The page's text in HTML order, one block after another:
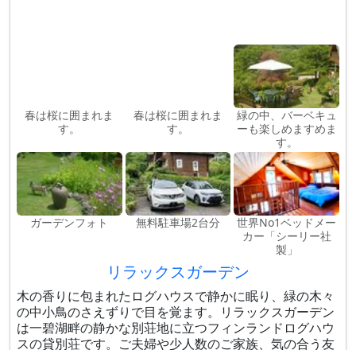
春は桜に囲まれま
す。
春は桜に囲まれま
す。
緑の中、バーベキュ
ーも楽しめますめま
す。
ガーデンフォト 無料駐車場2台分
世界No1ベッドメー
カー「シーリー社
製」
リラックスガーデン
木の香りに包まれたログハウスで静かに眠り、緑の木々
の中小鳥のさえずりで目を覚ます。リラックスガーデン
は一碧湖畔の静かな別荘地に立つフィンランドログハウ
スの貸別荘です。ご夫婦や少人数のご家族、気の合う友